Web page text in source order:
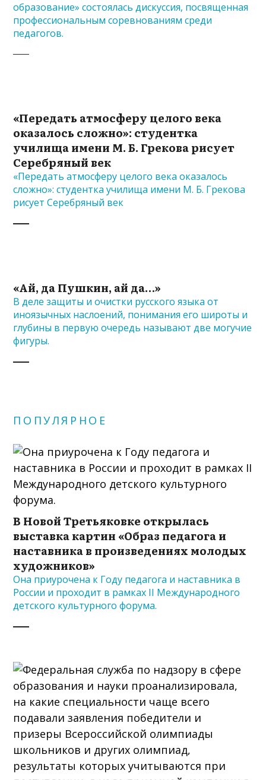
образование» состоялась дискуссия, посвященная
профессиональным соревнованиям среди
педагогов.
«Передать атмосферу целого века
оказалось сложно»: студентка
училища имени М. Б. Грекова рисует
Серебряный век
«Передать атмосферу целого века оказалось
сложно»: студентка училища имени М. Б. Грекова
рисует Серебряный век
«Ай, да Пушкин, ай да…»
В деле защиты и очистки русского языка от
иноязычных наслоений, понимания его широты и
глубины в первую очередь называют две могучие
фигуры.
ПОПУЛЯРНОЕ
В Новой Третьяковке открылась
выставка картин «Образ педагога и
наставника в произведениях молодых
художников»
Она приурочена к Году педагога и наставника в
России и проходит в рамках II Международного
детского культурного форума.